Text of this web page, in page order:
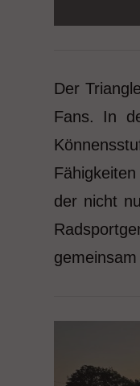
Der
Fans. In
der nicht